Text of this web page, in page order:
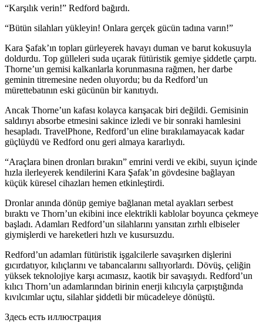
“Karşılık verin!” Redford bağırdı.
“Bütün silahları yükleyin! Onlara gerçek gücün tadına varın!”
Kara Şafak’ın topları gürleyerek havayı duman ve barut kokusuyla
doldurdu. Top gülleleri suda uçarak fütüristik gemiye şiddetle çarptı.
Thorne’un gemisi kalkanlarla korunmasına rağmen, her darbe
geminin titremesine neden oluyordu; bu da Redford’un
mürettebatının eski gücünün bir kanıtıydı.
Ancak Thorne’un kafası kolayca karışacak biri değildi. Gemisinin
saldırıyı absorbe etmesini sakince izledi ve bir sonraki hamlesini
hesapladı. TravelPhone, Redford’un eline bırakılamayacak kadar
güçlüydü ve Redford onu geri almaya kararlıydı.
“Araçlara binen dronları bırakın” emrini verdi ve ekibi, suyun içinde
hızla ilerleyerek kendilerini Kara Şafak’ın gövdesine bağlayan
küçük küresel cihazları hemen etkinleştirdi.
Dronlar anında dönüp gemiye bağlanan metal ayakları serbest
bıraktı ve Thorn’un ekibini ince elektrikli kablolar boyunca çekmeye
başladı. Adamları Redford’un silahlarını yansıtan zırhlı elbiseler
giymişlerdi ve hareketleri hızlı ve kusursuzdu.
Redford’un adamları fütüristik işgalcilerle savaşırken dişlerini
gıcırdatıyor, kılıçlarını ve tabancalarını sallıyorlardı. Dövüş, çeliğin
yüksek teknolojiye karşı acımasız, kaotik bir savaşıydı. Redford’un
kılıcı Thorn’un adamlarından birinin enerji kılıcıyla çarpıştığında
kıvılcımlar uçtu, silahlar şiddetli bir mücadeleye dönüştü.
Здесь есть иллюстрация